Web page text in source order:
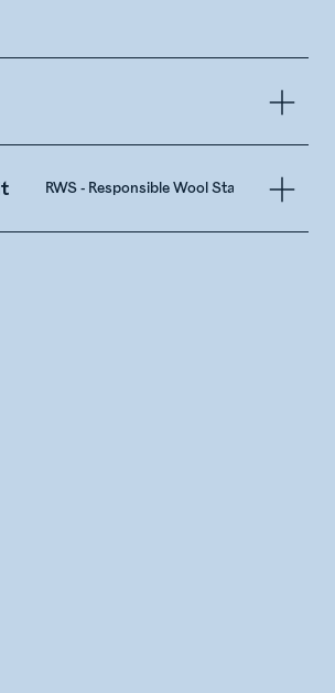
RWS - Responsible Wool Standard